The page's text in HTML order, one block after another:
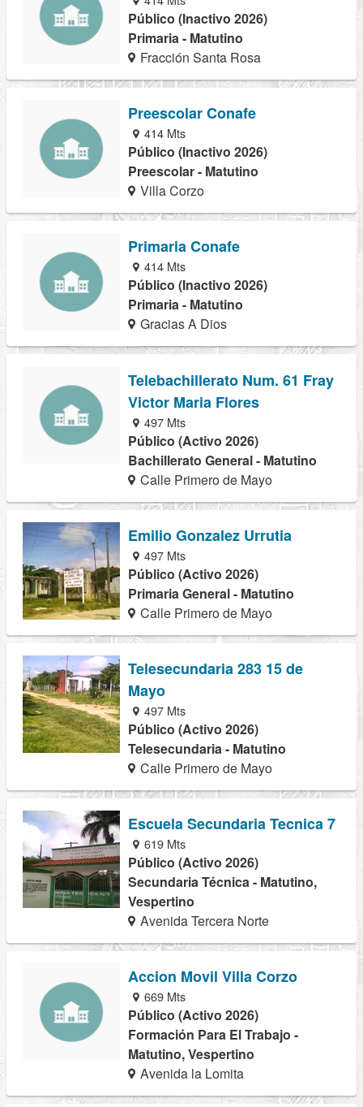
Público (Inactivo 2026)
Primaria - Matutino
Fracción Santa Rosa
Preescolar Conafe
414 Mts
Público (Inactivo 2026)
Preescolar - Matutino
Villa Corzo
Primaria Conafe
414 Mts
Público (Inactivo 2026)
Primaria - Matutino
Gracias A Dios
Telebachillerato Num. 61 Fray
Victor Maria Flores
497 Mts
Público (Activo 2026)
Bachillerato General - Matutino
Calle Primero de Mayo
Emilio Gonzalez Urrutia
497 Mts
Público (Activo 2026)
Primaria General - Matutino
Calle Primero de Mayo
Telesecundaria 283 15 de
Mayo
497 Mts
Público (Activo 2026)
Telesecundaria - Matutino
Calle Primero de Mayo
Escuela Secundaria Tecnica 7
619 Mts
Público (Activo 2026)
Secundaria Técnica - Matutino,
Vespertino
Avenida Tercera Norte
Accion Movil Villa Corzo
669 Mts
Público (Activo 2026)
Formación Para El Trabajo -
Matutino, Vespertino
Avenida la Lomita